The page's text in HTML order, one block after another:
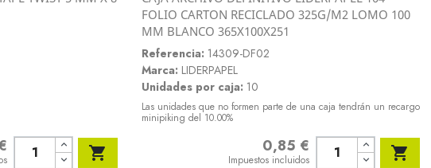

Vista rápida
FOLIO CARTON RECICLADO 325G/M2 LOMO 100
MM BLANCO 365X100X251
Referencia: 14309-DF02
Marca: LIDERPAPEL
Unidades por caja: 10
Las unidades que no formen parte de una caja tendrán un recargo
minipiking del 10.00%
0,85 €
Impuestos incluidos 